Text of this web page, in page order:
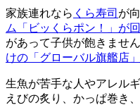
家族連れなら くら寿司 が
ム「ビッくらポン！」が
があって子供が飽きませ
けの「グローバル旗艦店」
生魚が苦手な人やアレル
えびの炙り、かっぱ巻き